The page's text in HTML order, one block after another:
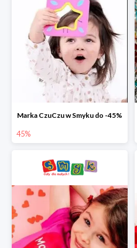
Marka CzuCzu w Smyku do -45%
45%